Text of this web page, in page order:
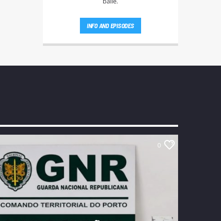
INFO AND EPISODES
0